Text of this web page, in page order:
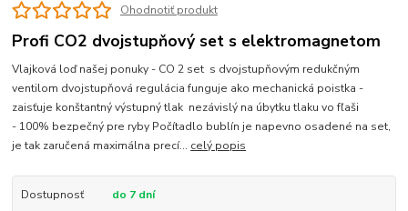
Ohodnotiť produkt
Profi CO2 dvojstupňový set s elektromagnetom
Vlajková loď našej ponuky - CO 2 set s dvojstupňovým redukčným
ventilom dvojstupňová regulácia funguje ako mechanická poistka -
zaisťuje konštantný výstupný tlak nezávislý na úbytku tlaku vo fľaši
- 100% bezpečný pre ryby Počítadlo bublín je napevno osadené na set,
je tak zaručená maximálna precí... celý popis
Dostupnosť
do 7 dní